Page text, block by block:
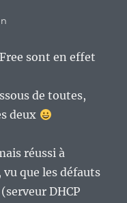
sont en effet
de toutes,
deux
réussi à
que les défauts
(serveur DHCP